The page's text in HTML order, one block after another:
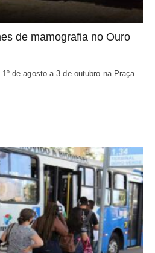
de mamografia no Ouro
de agosto a 3 de outubro na Praça